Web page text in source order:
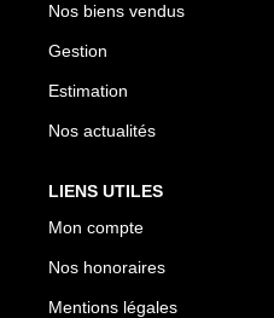
Nos biens vendus
Gestion
Estimation
Nos actualités
LIENS UTILES
Mon compte
Nos honoraires
Mentions légales